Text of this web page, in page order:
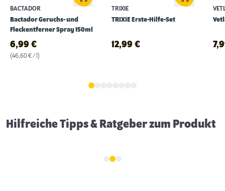
BACTADOR
Bactador Geruchs- und
Fleckentferner Spray 150ml
6,99 €
(46,60 € / l)
TRIXIE
TRIXIE Erste-Hilfe-Set
12,99 €
Hilfreiche Tipps & Ratgeber zum Produkt